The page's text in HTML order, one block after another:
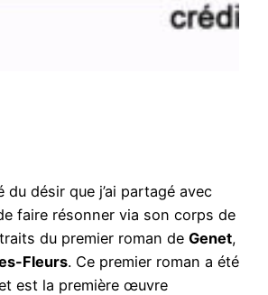
du désir que j’ai partagé avec
faire résonner via son corps de
du premier roman de Genet,
Fleurs. Ce premier roman a été
est la première œuvre